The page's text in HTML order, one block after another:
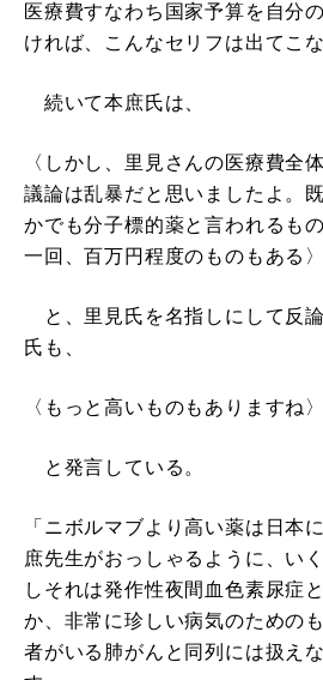
医療費すなわち国家予算を自分
ければ、こんなセリフは出てこ
続いて本庶氏は、
〈しかし、里見さんの医療費全
議論は乱暴だと思いましたよ。
かでも分子標的薬と言われるも
一回、百万円程度のものもある〉
と、里見氏を名指しにして反
氏も、
〈もっと高いものもありますね〉
と発言している。
「ニボルマブより高い薬は日本
庶先生がおっしゃるように、い
しそれは発作性夜間血色素尿症
か、非常に珍しい病気のための
者がいる肺がんと同列には扱え